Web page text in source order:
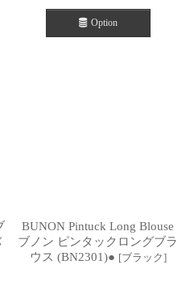
Option
BUNON Pintuck Long Blouse
ブノン ピンタックロングブラ
ウス (BN2301)● [ブラック]